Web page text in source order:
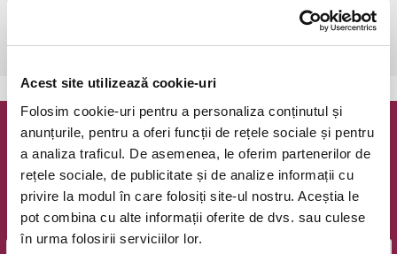
Acest site utilizează cookie-uri
Folosim cookie-uri pentru a personaliza conținutul și
anunțurile, pentru a oferi funcții de rețele sociale și pentru
a analiza traficul. De asemenea, le oferim partenerilor de
rețele sociale, de publicitate și de analize informații cu
privire la modul în care folosiți site-ul nostru. Aceștia le
pot combina cu alte informații oferite de dvs. sau culese
în urma folosirii serviciilor lor.
Bucuresti, The Hubvezi pe harta
Newsletter @ Bilete.ro
Oferte exclusive si o editie saptamanala cu cele mai noi
evenimente.
Email